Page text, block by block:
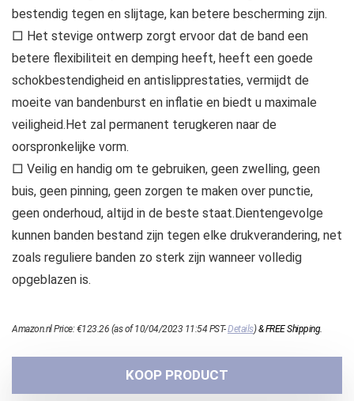
bestendig tegen en slijtage, kan betere bescherming zijn.
□ Het stevige ontwerp zorgt ervoor dat de band een
betere flexibiliteit en demping heeft, heeft een goede
schokbestendigheid en antislipprestaties, vermijdt de
moeite van bandenburst en inflatie en biedt u maximale
veiligheid.Het zal permanent terugkeren naar de
oorspronkelijke vorm.
□ Veilig en handig om te gebruiken, geen zwelling, geen
buis, geen pinning, geen zorgen te maken over punctie,
geen onderhoud, altijd in de beste staat.Dientengevolge
kunnen banden bestand zijn tegen elke drukverandering, net
zoals reguliere banden zo sterk zijn wanneer volledig
opgeblazen is.
Amazon.nl Price:€123.26 (as of 10/04/2023 11:54 PST-Details)&FREE Shipping.
KOOP PRODUCT